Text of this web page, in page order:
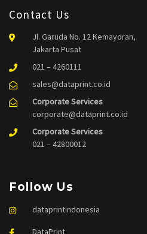
Follow Us
dataprintindonesia
DataPrint
Contact Us
Jl. Garuda No. 12 Kemayoran,
Jakarta Pusat
021 – 4260111
sales@dataprint.co.id
Corporate Services
corporate@dataprint.co.id
Corporate Services
021 – 42800012